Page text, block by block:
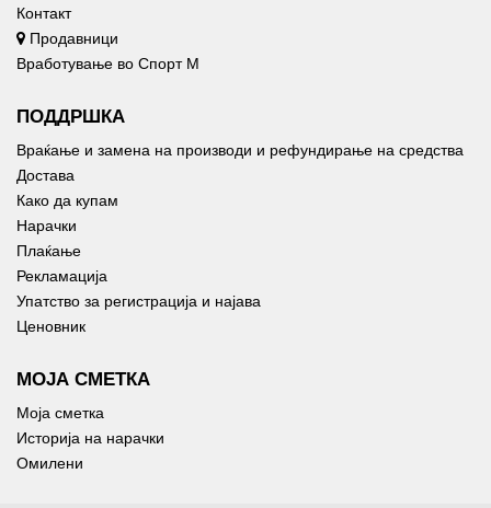
Контакт
Продавници
Вработување во Спорт М
ПОДДРШКА
Враќање и замена на производи и рефундирање на средства
Достава
Како да купам
Нарачки
Плаќање
Рекламација
Упатство за регистрација и најава
Ценовник
МОЈА СМЕТКА
Моја сметка
Историја на нарачки
Омилени